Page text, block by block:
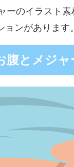
ーのイラスト
ンがあります。
腹とメジャ